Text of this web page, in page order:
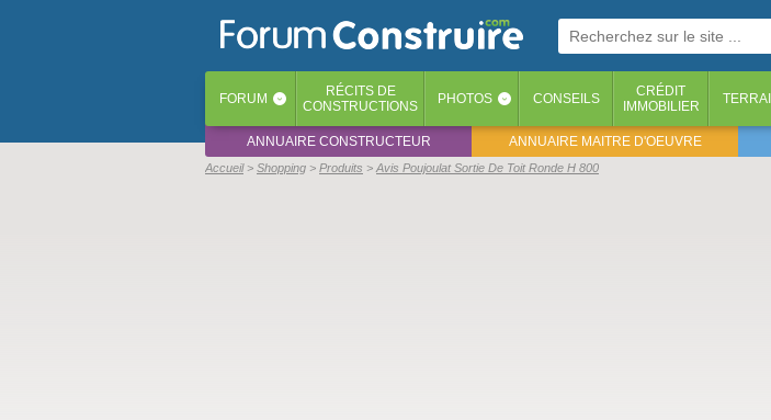
FORUM ‹ RÉCITS DE
CONSTRUCTIONS
PHOTOS ‹ CONSEILS
CRÉDIT
IMMOBILIER
ANNUAIRE CONSTRUCTEUR ANNUAIRE MAITRE D'OEUVRE
Accueil Shopping Produits Avis Poujoulat Sortie De Toit Ronde H 800